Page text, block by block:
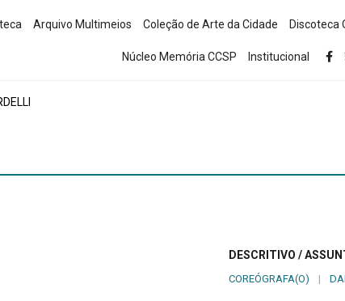
Arquivo Multimeios Coleção de Arte da Cidade Discoteca
Núcleo Memória CCSP Institucional
DESCRITIVO /
COREÓGRAFA(O) |